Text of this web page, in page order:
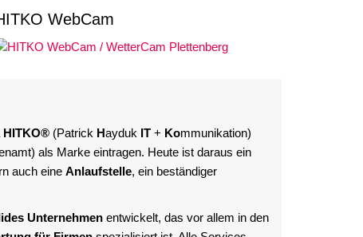
WebCam
HITKO® (Patrick Hayduk IT + Kommunikation)
als Marke eintragen. Heute ist daraus ein
auch eine Anlaufstelle, ein beständiger
Unternehmen entwickelt, das vor allem in den